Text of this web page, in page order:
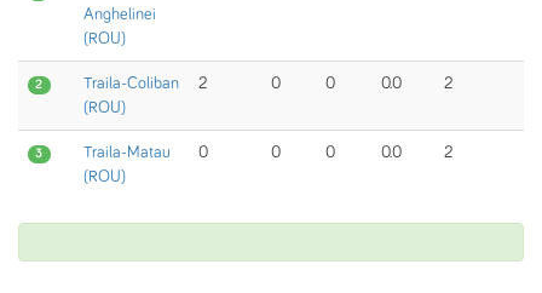
Anghelinei
(ROU)
2
Traila-Coliban
(ROU)
2 0 0 0.0 2
3
Traila-Matau
(ROU)
0 0 0 0.0 2